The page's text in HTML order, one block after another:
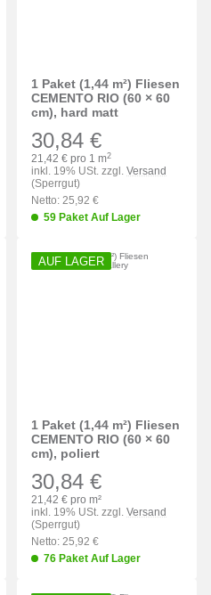
1 Paket (1,44 m²) Fliesen
CEMENTO RIO (60 × 60
cm), hard matt
30,84 €
21,42 € pro 1 m2
inkl. 19% USt. zzgl. Versand
(Sperrgut)
Netto: 25,92 €
59 Paket Auf Lager
AUF LAGER
1 Paket (1,44 m²) Fliesen
CEMENTO RIO (60 × 60
cm), poliert
30,84 €
21,42 € pro m²
inkl. 19% USt. zzgl. Versand
(Sperrgut)
Netto: 25,92 €
76 Paket Auf Lager